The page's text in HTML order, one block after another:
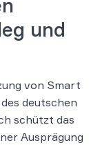
und
von Smart
deutschen
schützt das
Ausprägung